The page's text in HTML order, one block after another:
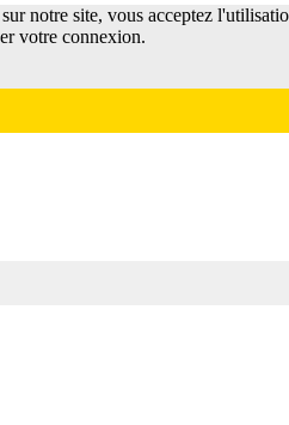
notre site, vous acceptez
votre connexion.